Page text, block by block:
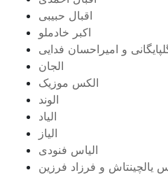
اقبال حبیبی
اکبر خادملو
و امیراحسان فدایی
الجان
الکس موزیک
الوند
الیاد
الیاز
الیاس فنودی
یالچینتاش و فرزاد فرزین